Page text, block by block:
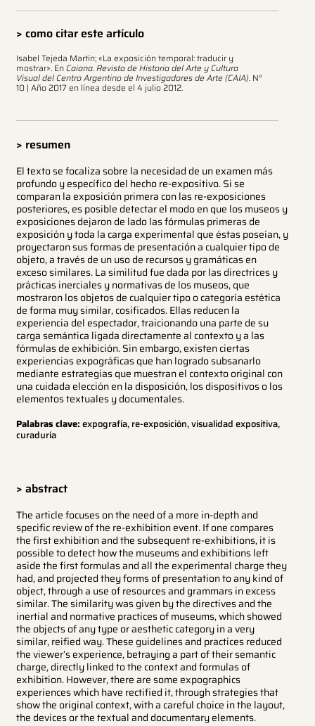
> como citar este artículo
Isabel Tejeda Martín; «La exposición temporal: traducir y
mostrar». EnCaiana. Revista de Historia del Arte y Cultura
Visual del Centro Argentino de Investigadores de Arte (CAIA). N°
10 | Año 2017 en línea desde el 4 julio 2012.
> resumen
El texto se focaliza sobre la necesidad de un examen más
profundo y específico del hecho re-expositivo. Si se
comparan la exposición primera con las re-exposiciones
posteriores, es posible detectar el modo en que los museos y
exposiciones dejaron de lado las fórmulas primeras de
exposición y toda la carga experimental que éstas poseían, y
proyectaron sus formas de presentación a cualquier tipo de
objeto, a través de un uso de recursos y gramáticas en
exceso similares. La similitud fue dada por las directrices y
prácticas inerciales y normativas de los museos, que
mostraron los objetos de cualquier tipo o categoría estética
de forma muy similar, cosificados. Ellas reducen la
experiencia del espectador, traicionando una parte de su
carga semántica ligada directamente al contexto y a las
fórmulas de exhibición. Sin embargo, existen ciertas
experiencias expográficas que han logrado subsanarlo
mediante estrategias que muestran el contexto original con
una cuidada elección en la disposición, los dispositivos o los
elementos textuales y documentales.
Palabras clave:expografía, re-exposición, visualidad expositiva,
curaduría
> abstract
The article focuses on the need of a more in-depth and
specific review of the re-exhibition event. If one compares
the first exhibition and the subsequent re-exhibitions, it is
possible to detect how the museums and exhibitions left
aside the first formulas and all the experimental charge they
had, and projected they forms of presentation to any kind of
object, through a use of resources and grammars in excess
similar. The similarity was given by the directives and the
inertial and normative practices of museums, which showed
the objects of any type or aesthetic category in a very
similar, reified way. These guidelines and practices reduced
the viewer’s experience, betraying a part of their semantic
charge, directly linked to the context and formulas of
exhibition. However, there are some expographics
experiences which have rectified it, through strategies that
show the original context, with a careful choice in the layout,
the devices or the textual and documentary elements.